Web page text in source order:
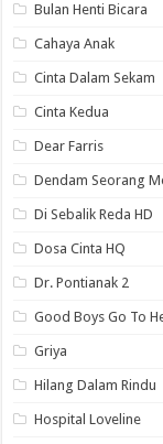
Bulan Henti Bicara
Cahaya Anak
Cinta Dalam Sekam
Cinta Kedua
Dear Farris
Dendam Seorang
Di Sebalik Reda HD
Dosa Cinta HQ
Dr. Pontianak 2
Good Boys Go To
Griya
Hilang Dalam Rindu
Hospital Loveline